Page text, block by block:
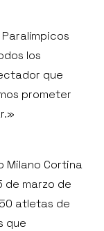
los
que
prometer
Milano Cortina
de marzo de
atletas de
que